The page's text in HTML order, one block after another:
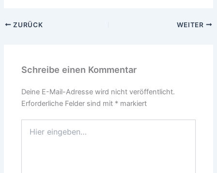
ZURÜCK WEITER
Schreibe einen Kommentar
Deine E-Mail-Adresse wird nicht veröffentlicht.
Erforderliche Felder sind mit * markiert
eingeben…